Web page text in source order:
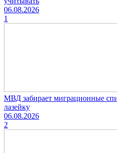
06.08.2026
1
МВД забирает миграционные
лазейку
06.08.2026
2